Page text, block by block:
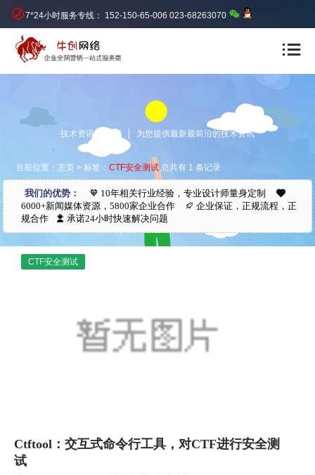
7*24小时服务专线： 152-150-65-006 023-68263070
技术资讯 NEWS 为您提供最新最前沿的技术资讯
当前位置： 主页 > 标签：CTF安全测试总共有 1 条记录
我们的优势：
10年相关行业经验，专业设计师量身定制
6000+新闻媒体资源，5800家企业合作
企业保证，正规流程，正
规合作
承诺24小时快速解决问题
CTF安全测试
Ctftool：交互式命令行工具，对CTF进行安全测
试